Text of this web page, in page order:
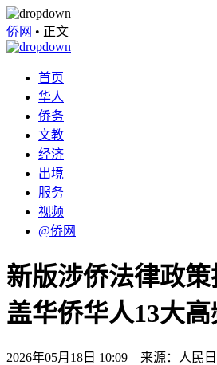
侨网 • 正文
首页
华人
侨务
文教
经济
出境
服务
视频
@侨网
新版涉侨法律政
盖华侨华人13大
2026年05月18日 10:09 来源：人民